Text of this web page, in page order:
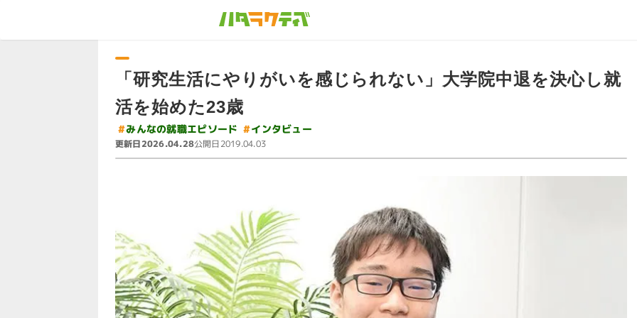
「研究生活にやりがいを感じられない」大学院中退を決心し就
活を始めた23歳
#みんなの就職エピソード #インタビュー
更新日2026.04.28公開日2019.04.03